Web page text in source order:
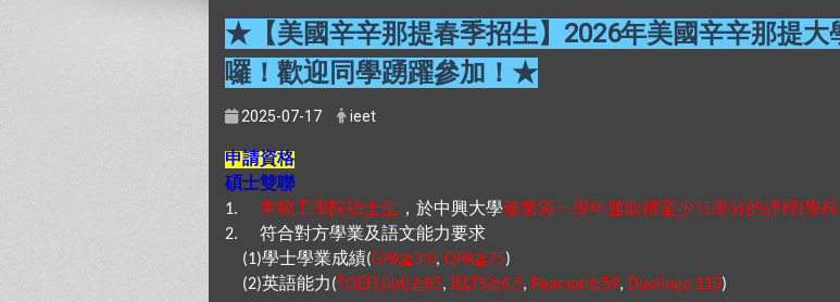
★【美國辛辛那提春季招生】2026年美國辛辛那提大
囉！歡迎同學踴躍參加！★
2025-07-17 ieet
申請資格
碩士雙聯
1. 本校工學院碩士生 ，於中興大學修業滿一學年並取得至少15學分的課程(學
2. 符合對方學業及語文能力要求
(1)學士學業成績(GPA≧3.0, QPA≧75)
(2)英語能力( TOEFL(ibt)≧85, IELTS≧6.5, Pearson≧59, Duolingo 110)